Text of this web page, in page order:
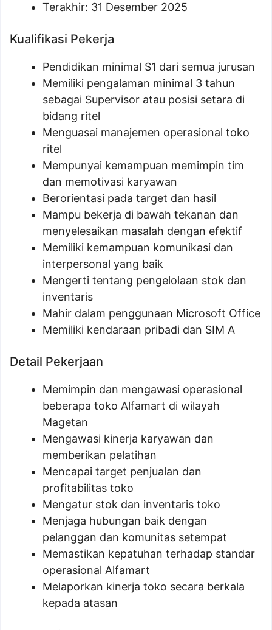
Terakhir: 31 Desember 2025
Kualifikasi Pekerja
Pendidikan minimal S1 dari semua jurusan
Memiliki pengalaman minimal 3 tahun
sebagai Supervisor atau posisi setara di
bidang ritel
Menguasai manajemen operasional toko
ritel
Mempunyai kemampuan memimpin tim
dan memotivasi karyawan
Berorientasi pada target dan hasil
Mampu bekerja di bawah tekanan dan
menyelesaikan masalah dengan efektif
Memiliki kemampuan komunikasi dan
interpersonal yang baik
Mengerti tentang pengelolaan stok dan
inventaris
Mahir dalam penggunaan Microsoft Office
Memiliki kendaraan pribadi dan SIM A
Detail Pekerjaan
Memimpin dan mengawasi operasional
beberapa toko Alfamart di wilayah
Magetan
Mengawasi kinerja karyawan dan
memberikan pelatihan
Mencapai target penjualan dan
profitabilitas toko
Mengatur stok dan inventaris toko
Menjaga hubungan baik dengan
pelanggan dan komunitas setempat
Memastikan kepatuhan terhadap standar
operasional Alfamart
Melaporkan kinerja toko secara berkala
kepada atasan